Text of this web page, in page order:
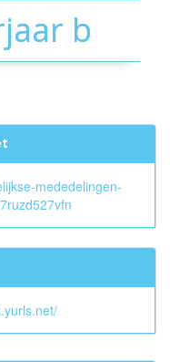
b
mededelingen-